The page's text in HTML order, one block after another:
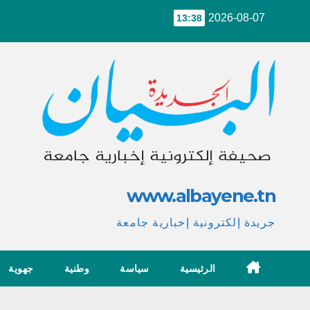
2026-08-07
13:38
www.albayene.tn
جريدة إلكترونية إخبارية جامعة
الرئيسية سياسة وطنية جهوية